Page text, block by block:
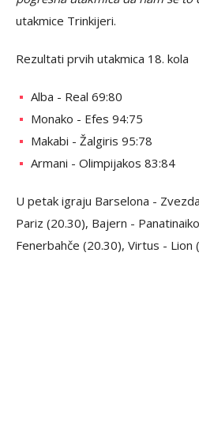
utakmice Trinkijeri.
Rezultati prvih utakmica 18. kola
Alba - Real 69:80
Monako - Efes 94:75
Makabi - Žalgiris 95:78
Armani - Olimpijakos 83:84
U petak igraju Barselona -
Pariz (20.30), Bajern -
Fenerbahče (20.30), Virtus - Lion